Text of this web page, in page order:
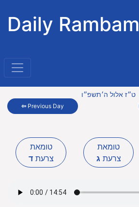
Daily Rambam
⇦ Previous Day
ט״ז אלול ה׳תשפ״ו
טומאת
צרעתד
טומאת
צרעתג